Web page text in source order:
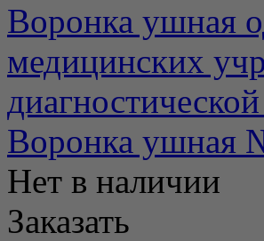
Воронка ушная
медицинских
Воронка ушная
Нет в наличии
Заказать